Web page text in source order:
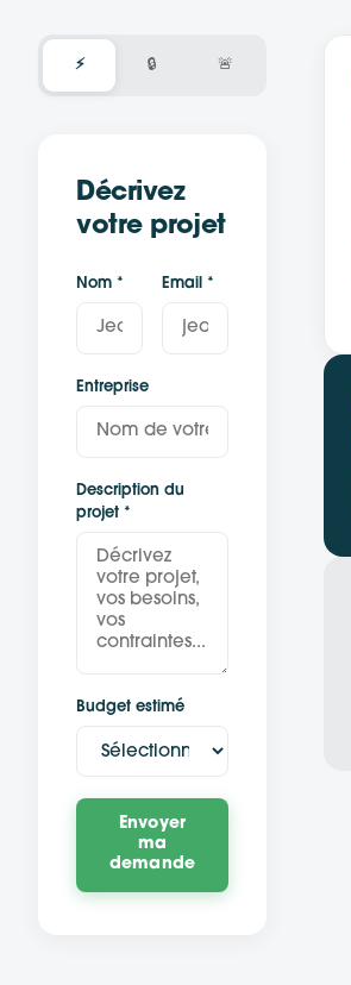
⚡ 🔒 🚨
Décrivez
votre projet
Nom * Email *
Entreprise
Description du
projet *
Budget estimé
Envoyer
ma
demande